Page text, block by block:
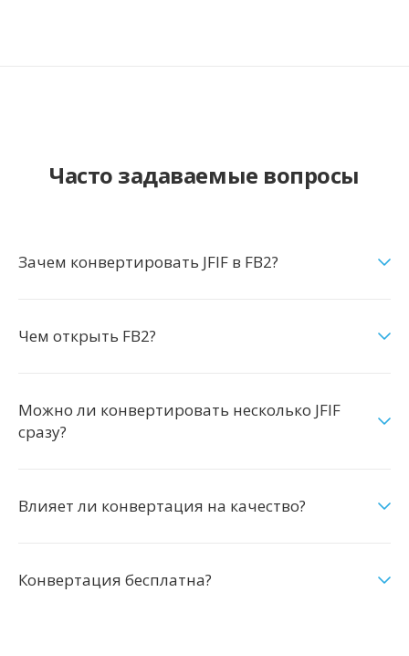
Часто задаваемые вопросы
Зачем конвертировать JFIF в FB2?
Чем открыть FB2?
Можно ли конвертировать несколько JFIF
сразу?
Влияет ли конвертация на качество?
Конвертация бесплатна?